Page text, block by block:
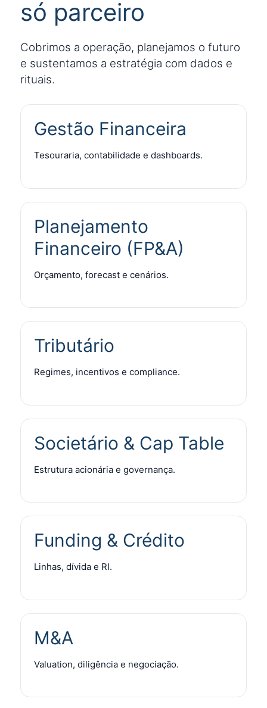
só parceiro
Cobrimos a operação, planejamos o futuro
e sustentamos a estratégia com dados e
rituais.
Gestão Financeira
Tesouraria, contabilidade e dashboards.
Planejamento
Financeiro (FP&A)
Orçamento, forecast e cenários.
Tributário
Regimes, incentivos e compliance.
Societário & Cap Table
Estrutura acionária e governança.
Funding & Crédito
Linhas, dívida e RI.
M&A
Valuation, diligência e negociação.